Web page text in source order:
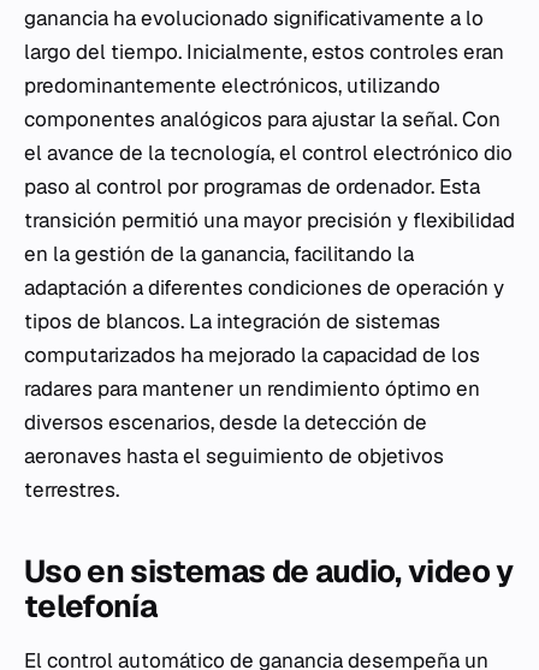
ganancia ha evolucionado significativamente a lo
largo del tiempo. Inicialmente, estos controles eran
predominantemente electrónicos, utilizando
componentes analógicos para ajustar la señal. Con
el avance de la tecnología, el control electrónico dio
paso al control por programas de ordenador. Esta
transición permitió una mayor precisión y flexibilidad
en la gestión de la ganancia, facilitando la
adaptación a diferentes condiciones de operación y
tipos de blancos. La integración de sistemas
computarizados ha mejorado la capacidad de los
radares para mantener un rendimiento óptimo en
diversos escenarios, desde la detección de
aeronaves hasta el seguimiento de objetivos
terrestres.
Uso en sistemas de audio, video y
telefonía
El control automático de ganancia desempeña un